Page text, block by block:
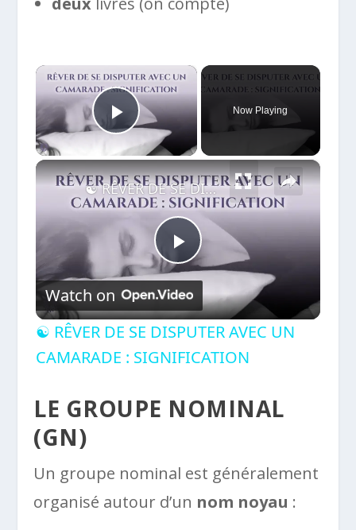
×
Play Video
Now Playing
×
Play
Video
☯ RÊVER DE SE DISPUTER AVEC UN CAMARADE : SIGNIFICATION
Watch on
☯ RÊVER DE SE DISPUTER AVEC UN
CAMARADE : SIGNIFICATION
LE GROUPE NOMINAL
(GN)
Un groupe nominal est généralement
organisé autour d’un nom noyau :